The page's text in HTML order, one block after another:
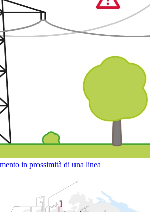
in prossimità di una linea